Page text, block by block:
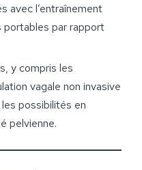
avec l’entraînement
portables par rapport
y compris les
vagale non invasive
possibilités en
pelvienne.